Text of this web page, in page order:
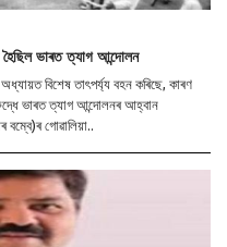
ভাৰত ত্যাগ আন্দোলন
বিশেষ তাৎপৰ্য্য বহন কৰিছে, কাৰণ
ভাৰত ত্যাগ আন্দোলনৰ আহ্বান
বম্বে)ৰ গোৱালিয়া..